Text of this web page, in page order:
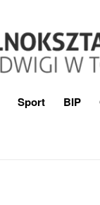
Sport BIP